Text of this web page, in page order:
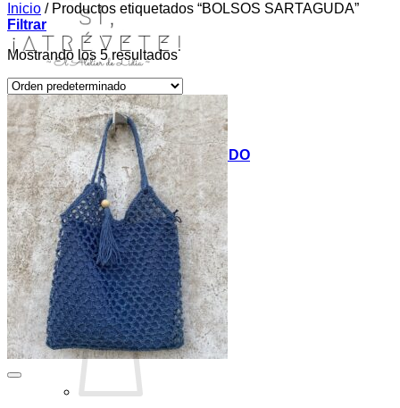
INICIO
TIENDA
MIS COSITAS POR EL MUNDO
EL COMIENZO
BLOG
PAGOS
CONTACTO
Buscar
por:
Acceder / Registrarse
Carrito /0,00€ 0
Inicio /Productos etiquetados “BOLSOS SARTAGUDA”
Filtrar
Mostrando los 5 resultados